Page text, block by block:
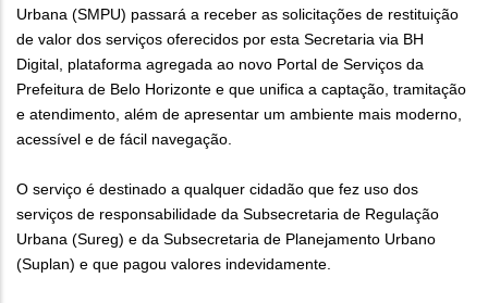
Urbana (SMPU) passará a receber as solicitações de restituição
de valor dos serviços oferecidos por esta Secretaria via BH
Digital, plataforma agregada ao novo Portal de Serviços da
Prefeitura de Belo Horizonte e que unifica a captação, tramitação
e atendimento, além de apresentar um ambiente mais moderno,
acessível e de fácil navegação.
O serviço é destinado a qualquer cidadão que fez uso dos
serviços de responsabilidade da Subsecretaria de Regulação
Urbana (Sureg) e da Subsecretaria de Planejamento Urbano
(Suplan) e que pagou valores indevidamente.